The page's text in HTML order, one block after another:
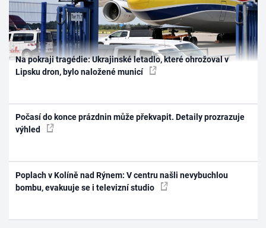
Na pokraji tragédie: Ukrajinské letadlo, které ohrožoval v
Lipsku dron, bylo naložené municí
Počasí do konce prázdnin může překvapit. Detaily prozrazuje
výhled
Poplach v Kolíně nad Rýnem: V centru našli nevybuchlou
bombu, evakuuje se i televizní studio